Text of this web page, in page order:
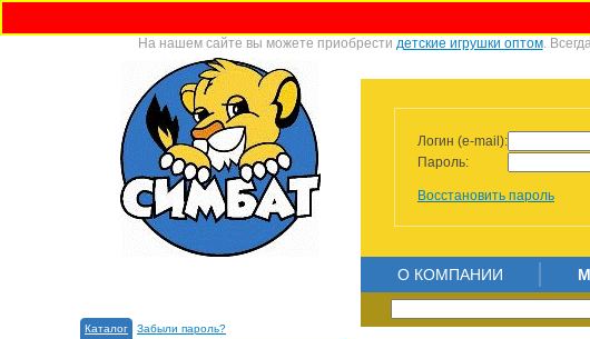
На нашем сайте вы можете приобрести детские игрушки оптом.
Логин (e-mail):
Пароль:
Восстановить пароль
Каталог Забыли пароль?
О КОМПАНИИ